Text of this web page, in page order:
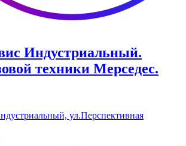
Индустриальный.
техники Мерседес.
ул.Перспективная